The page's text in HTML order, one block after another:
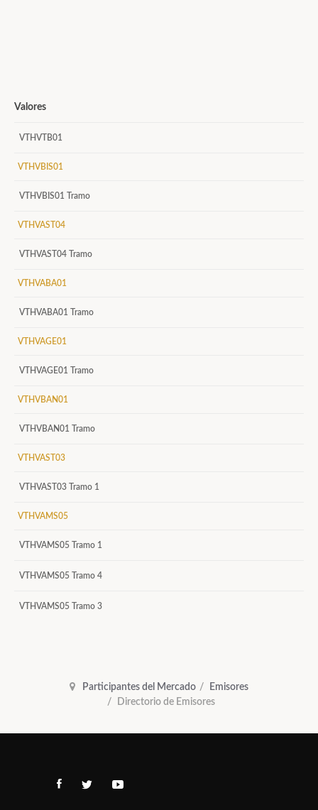
Valores
VTHVTB01
VTHVBIS01
VTHVBIS01 Tramo
VTHVAST04
VTHVAST04 Tramo
VTHVABA01
VTHVABA01 Tramo
VTHVAGE01
VTHVAGE01 Tramo
VTHVBAN01
VTHVBAN01 Tramo
VTHVAST03
VTHVAST03 Tramo 1
VTHVAMS05
VTHVAMS05 Tramo 1
VTHVAMS05 Tramo 4
VTHVAMS05 Tramo 3
Participantes del Mercado
Emisores
Directorio de Emisores